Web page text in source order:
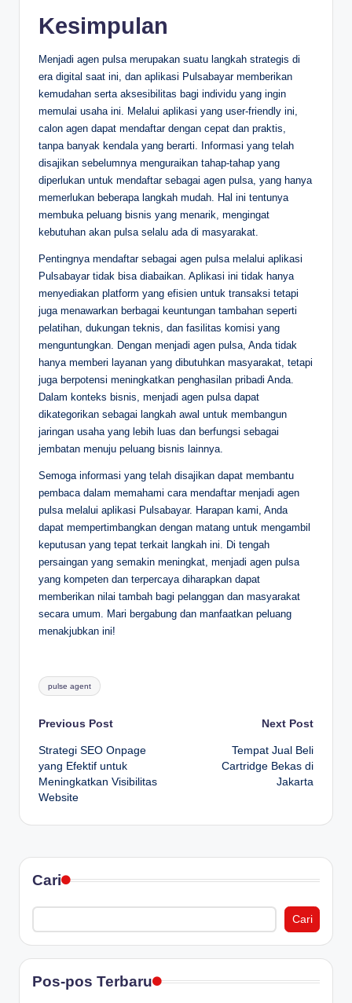
Kesimpulan
Menjadi agen pulsa merupakan suatu langkah strategis di
era digital saat ini, dan aplikasi Pulsabayar memberikan
kemudahan serta aksesibilitas bagi individu yang ingin
memulai usaha ini. Melalui aplikasi yang user-friendly ini,
calon agen dapat mendaftar dengan cepat dan praktis,
tanpa banyak kendala yang berarti. Informasi yang telah
disajikan sebelumnya menguraikan tahap-tahap yang
diperlukan untuk mendaftar sebagai agen pulsa, yang hanya
memerlukan beberapa langkah mudah. Hal ini tentunya
membuka peluang bisnis yang menarik, mengingat
kebutuhan akan pulsa selalu ada di masyarakat.
Pentingnya mendaftar sebagai agen pulsa melalui aplikasi
Pulsabayar tidak bisa diabaikan. Aplikasi ini tidak hanya
menyediakan platform yang efisien untuk transaksi tetapi
juga menawarkan berbagai keuntungan tambahan seperti
pelatihan, dukungan teknis, dan fasilitas komisi yang
menguntungkan. Dengan menjadi agen pulsa, Anda tidak
hanya memberi layanan yang dibutuhkan masyarakat, tetapi
juga berpotensi meningkatkan penghasilan pribadi Anda.
Dalam konteks bisnis, menjadi agen pulsa dapat
dikategorikan sebagai langkah awal untuk membangun
jaringan usaha yang lebih luas dan berfungsi sebagai
jembatan menuju peluang bisnis lainnya.
Semoga informasi yang telah disajikan dapat membantu
pembaca dalam memahami cara mendaftar menjadi agen
pulsa melalui aplikasi Pulsabayar. Harapan kami, Anda
dapat mempertimbangkan dengan matang untuk mengambil
keputusan yang tepat terkait langkah ini. Di tengah
persaingan yang semakin meningkat, menjadi agen pulsa
yang kompeten dan terpercaya diharapkan dapat
memberikan nilai tambah bagi pelanggan dan masyarakat
secara umum. Mari bergabung dan manfaatkan peluang
menakjubkan ini!
Tags:
pulse agent
Post
navigation
Previous Post
Strategi SEO Onpage
yang Efektif untuk
Meningkatkan Visibilitas
Website
Next Post
Tempat Jual Beli
Cartridge Bekas di
Jakarta
Cari
Cari
Pos-pos Terbaru